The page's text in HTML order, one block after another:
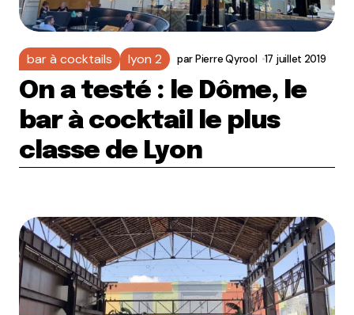
bar à cocktails lyon 2 parPierre Qyrool 17 juillet 2019
On a testé : le Dôme, le
bar à cocktail le plus
classe de Lyon